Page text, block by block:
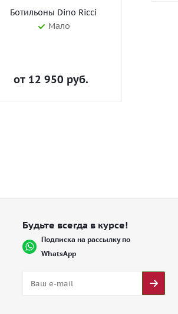
Ботильоны Dino Ricci
Мало
от 12 950 руб.
Будьте всегда в курсе!
Подписка на рассылку по
WhatsApp